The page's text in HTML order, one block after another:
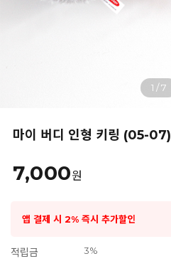
1 /7
마이 버디 인형 키링 (05-07)
7,000원
앱 결제 시 2% 즉시 추가할인
적립금 3%